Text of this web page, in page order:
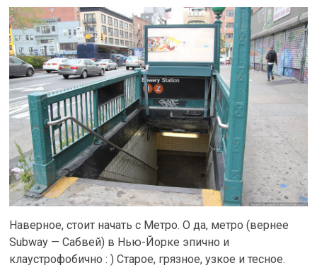
Наверное, стоит начать с Метро. О да, метро (вернее
Subway — Сабвей) в Нью-Йорке эпично и
клаустрофобично : ) Старое, грязное, узкое и тесное.